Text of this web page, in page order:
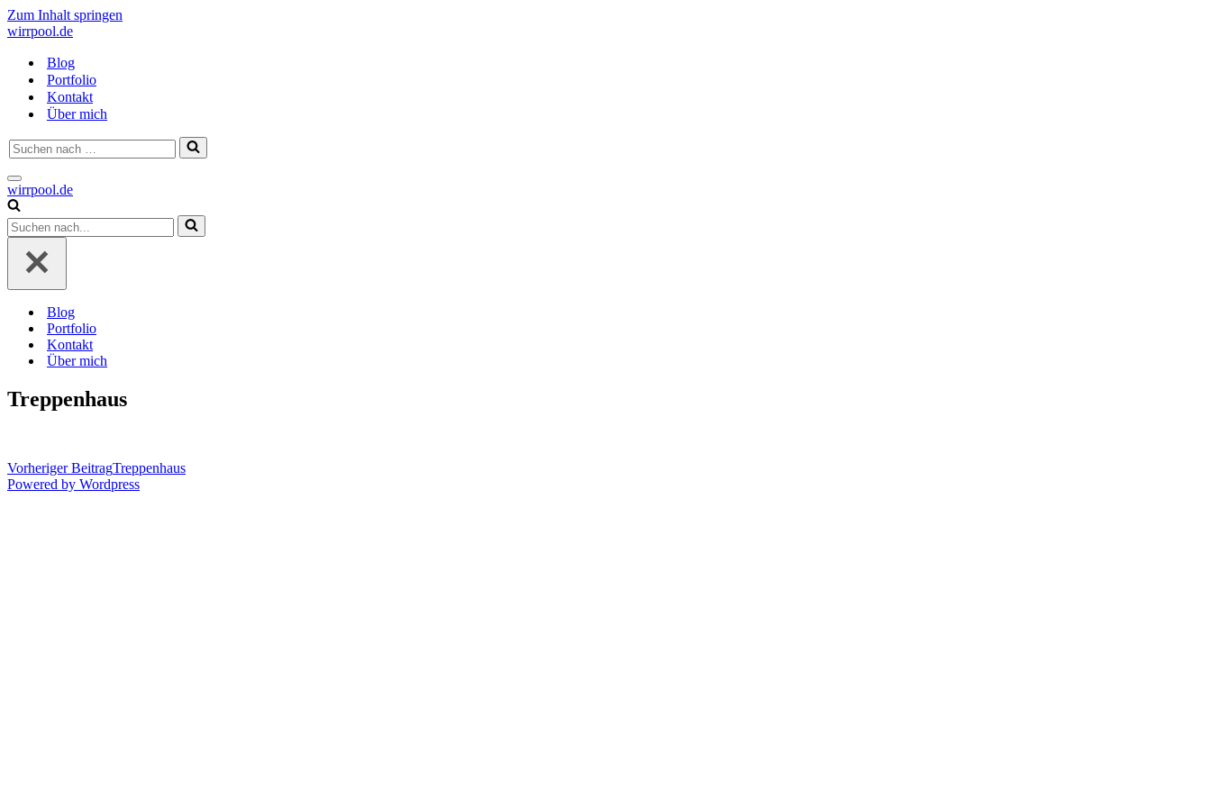
Zum Inhalt springen
wirrpool.de
Blog
Portfolio
Kontakt
Über mich
Suchen
nach …
Navigationsmenü
wirrpool.de
Suchen
nach …
Blog
Portfolio
Kontakt
Über mich
Treppenhaus
Vorheriger BeitragTreppenhaus
Powered by Wordpress